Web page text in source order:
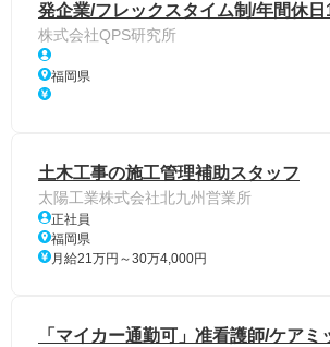
発企業/フレックスタイム制/年間休日
株式会社QPS研究所
福岡県
土木工事の施工管理補助スタッフ
太陽工業株式会社北九州営業所
正社員
福岡県
月給21万円～30万4,000円
「マイカー通勤可」准看護師/ケアミ